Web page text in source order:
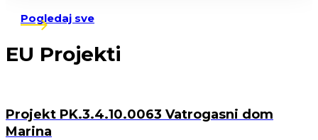
Pogledaj sve
EU Projekti
Projekt PK.3.4.10.0063 Vatrogasni dom
Marina